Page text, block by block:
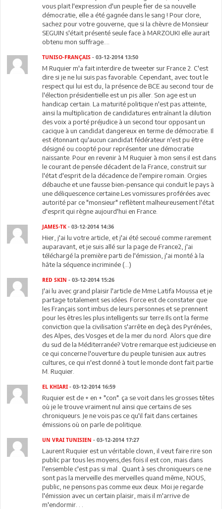
vous plait l'expression d'un peuple fier de sa nouvelle
démocratie, elle a été gagnée dans le sang ! Pour clore,
sachez pour votre gouverne, que si la chèvre de Monsieur
SEGUIN s'était présenté seule face à MARZOUKI elle aurait
obtenu mon suffrage....
TUNISO-FRANÇAIS - 03-12-2014 13:50
M Ruquier m'a fait interdire de tweeter sur France 2. C'est
dire si je ne lui suis pas favorable. Cependant, avec tout le
respect qui lui est du, la présence de BCE au second tour de
l'élection présidentielle est un pis aller. Son age est un
handicap certain. La maturité politique n'est pas atteinte,
ainsi la multiplication de candidatures entraînant la dilution
des voix a porté préjudice à un second tour opposant un
cacique à un candidat dangereux en terme de démocratie. Il
est étonnant qu'aucun candidat fédérateur n'est pu être
désigné ou coopté pour représenter une démocratie
naissante. Pour en revenir à M Ruquier à mon sens il est dans
le courant de pensée décadent de la France, construit sur
l'état d'esprit de la décadence de l'empire romain. Orgies
débauche et une fausse bien-pensance qui conduit le pays à
une déliquescence certaine.Les vomissures proférées avec
autorité par ce "monsieur" reflètent malheureusement l'état
d'esprit qui règne aujourd'hui en France.
JAMES-TK - 03-12-2014 14:36
Hier, j'ai lu votre article, et j'ai été secoué comme rarement
auparavant, et je suis allé sur la page de France2, j'ai
téléchargé la première parti de l'émission, j'ai monté à la
hâte la séquence incriminée (...)
RED SKIN - 03-12-2014 15:26
J'ai lu avec grand plaisir l'article de Mme Latifa Moussa et je
partage totalement ses idées. Force est de constater que
les Français sont imbus de leurs personnes et se prennent
pour les êtres les plus intelligents sur terre.Ils ont la ferme
conviction que la civilisation s'arrête en deçà des Pyrénées,
des Alpes, des Vosges et de la mer du nord. Alors que dire
du sud de la Méditerranée? Votre remarque est judicieuse en
ce qui concerne l'ouverture du peuple tunisien aux autres
cultures, ce qui n'est donné à tout le monde dont fait partie
M. Ruquier.
EL KHIARI - 03-12-2014 16:59
Ruquier est de + en + "con". ça se voit dans les grosses têtes
où je le trouve vraiment nul ainsi que certains de ses
chroniqueurs. Je ne vois pas ce qu'il fait dans certaines
émissions où on parle de politique.
UN VRAI TUNISIEN - 03-12-2014 17:27
Laurent Ruquier est un véritable clown, il veut faire rire son
public par tous les moyens,des fois il est con, mais dans
l'ensemble c'est pas si mal . Quant à ses chroniqueurs ce ne
sont pas la merveille des merveilles quand même, NOUS,
public, ne pensons pas comme eux deux. Moi je regarde
l'émission avec un certain plaisir, mais il m'arrive de
m'endormir. . .